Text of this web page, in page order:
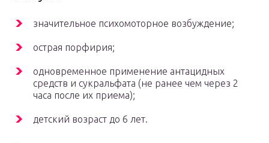
значительное психомоторное возбуждение;
острая порфирия;
одновременное применение антацидных
средств и сукральфата (не ранее чем через 2
часа после их приема);
детский возраст до 6 лет.